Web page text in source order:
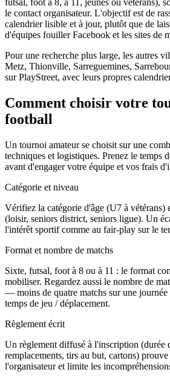
futsal, foot à 8, à 11, jeunes ou vétérans),
le contact organisateur. L'objectif est de
calendrier lisible et à jour, plutôt que de
d'équipes fouiller Facebook et les sites de
Pour une recherche plus large, les autres
Metz, Thionville, Sarreguemines,
sur PlayStreet, avec leurs propres
Comment choisir votre
football
Un tournoi amateur se choisit sur une
techniques et logistiques. Prenez le temps
avant d'engager votre équipe et vos frais
Catégorie et niveau
Vérifiez la catégorie d'âge (U7 à vétérans)
(loisir, seniors district, seniors ligue). Un
l'intérêt sportif comme au fair-play sur le
Format et nombre de matchs
Sixte, futsal, foot à 8 ou à 11 : le format
mobiliser. Regardez aussi le nombre de
— moins de quatre matchs sur une
temps de jeu / déplacement.
Règlement écrit
Un règlement diffusé à l'inscription (durée
remplacements, tirs au but, cartons)
l'organisateur et limite les